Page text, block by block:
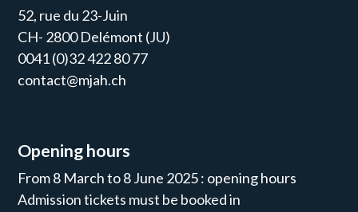
52, rue du 23-Juin
CH- 2800 Delémont (JU)
0041 (0)32 422 80 77
contact@mjah.ch
Opening hours
From 8 March to 8 June 2025 : opening hours
Admission tickets must be booked in